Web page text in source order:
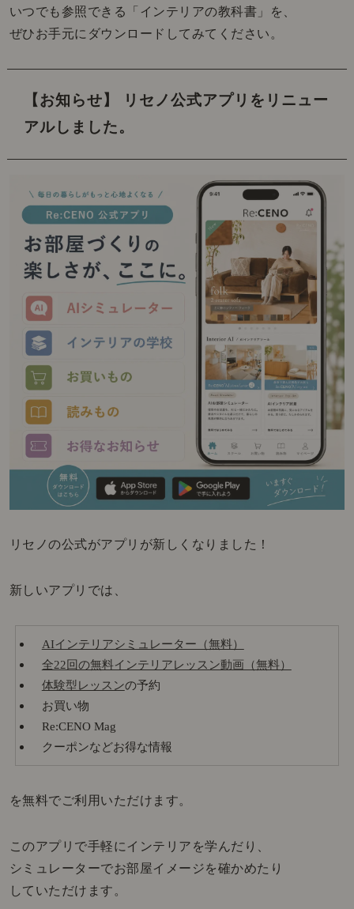
いつでも参照できる「インテリアの教科書」を、
ぜひお手元にダウンロードしてみてください。
【お知らせ】 リセノ公式アプリをリニュー
アルしました。
リセノの公式がアプリが新しくなりました！
新しいアプリでは、
AIインテリアシミュレーター（無料）
全22回の無料インテリアレッスン動画（無料）
体験型レッスンの予約
お買い物
Re:CENO Mag
クーポンなどお得な情報
を無料でご利用いただけます。
このアプリで手軽にインテリアを学んだり、
シミュレーターでお部屋イメージを確かめたり
していただけます。